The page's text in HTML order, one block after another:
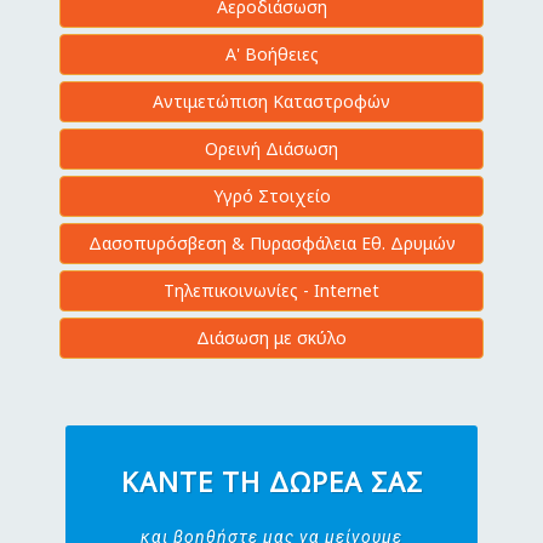
Αεροδιάσωση
Α' Βοήθειες
Αντιμετώπιση Καταστροφών
Ορεινή Διάσωση
Υγρό Στοιχείο
Δασοπυρόσβεση & Πυρασφάλεια Εθ. Δρυμών
Τηλεπικοινωνίες - Internet
Διάσωση με σκύλο
ΚΆΝΤΕ ΤΗ ΔΩΡΕΆ ΣΑΣ
και βοηθήστε μας να μείνουμε